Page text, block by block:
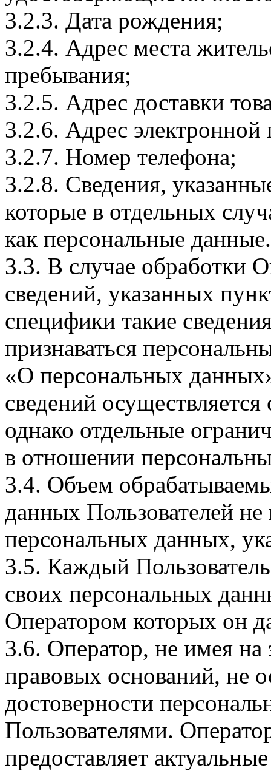
3.2.3. Дата рождения;
3.2.4. Адрес места
пребывания;
3.2.5. Адрес доставки
3.2.6. Адрес электронной
3.2.7. Номер телефона;
3.2.8. Сведения,
которые в отдельных
как персональные данные.
3.3. В случае обработки
сведений, указанных
специфики такие
признаваться
«О персональных
сведений
однако отдельные
в отношении
3.4. Объем
данных Пользователей
персональных данных,
3.5. Каждый
своих персональных
Оператором которых он
3.6. Оператор, не имея
правовых оснований, не
достоверности
Пользователями.
предоставляет